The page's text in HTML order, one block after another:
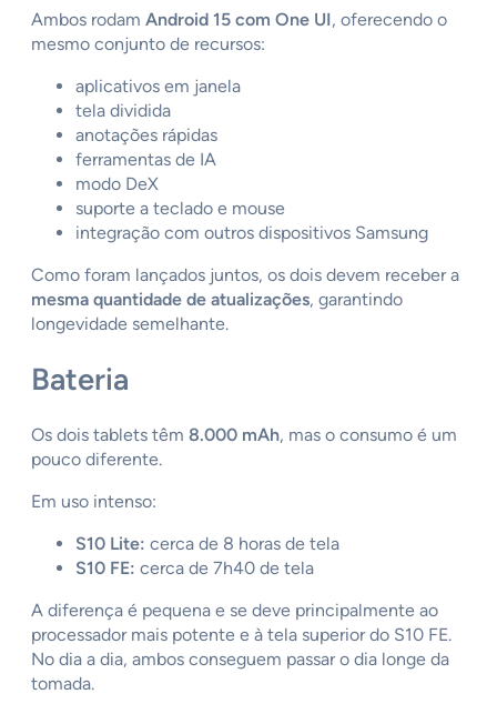
Ambos rodam Android 15 com One UI, oferecendo o
mesmo conjunto de recursos:
aplicativos em janela
tela dividida
anotações rápidas
ferramentas de IA
modo DeX
suporte a teclado e mouse
integração com outros dispositivos Samsung
Como foram lançados juntos, os dois devem receber a
mesma quantidade de atualizações, garantindo
longevidade semelhante.
Bateria
Os dois tablets têm 8.000 mAh, mas o consumo é um
pouco diferente.
Em uso intenso:
S10 Lite: cerca de 8 horas de tela
S10 FE: cerca de 7h40 de tela
A diferença é pequena e se deve principalmente ao
processador mais potente e à tela superior do S10 FE.
No dia a dia, ambos conseguem passar o dia longe da
tomada.